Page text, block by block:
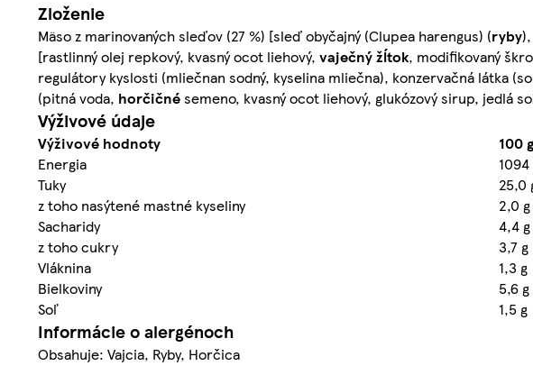
Zloženie
Mäso z marinovaných sleďov (27 %) [sleď obyčajný (Clupea harengus) (ryby
[rastlinný olej repkový, kvasný ocot liehový, vaječnýžĺtok, modifikovaný
regulátory kyslosti (mliečnan sodný, kyselina mliečna), konzervačná látka
(pitná voda, horčičnésemeno, kvasný ocot liehový, glukózový sirup, jedlá
Výživové údaje
Výživové hodnoty
100
Energia
Tuky
25,0
z toho nasýtené mastné kyseliny
2,0 g
Sacharidy
4,4 g
z toho cukry
3,7 g
Vláknina
1,3 g
Bielkoviny
5,6 g
Soľ
1,5 g
Informácie o alergénoch
Obsahuje: Vajcia, Ryby, Horčica